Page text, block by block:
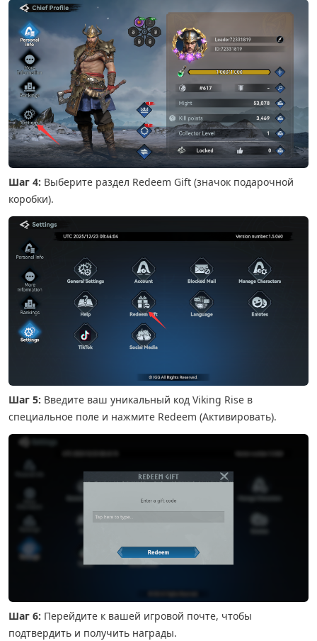
Шаг 4: Выберите раздел Redeem Gift (значок подарочной
коробки).
Шаг 5: Введите ваш уникальный код Viking Rise в
специальное поле и нажмите Redeem (Активировать).
Шаг 6: Перейдите к вашей игровой почте, чтобы
подтвердить и получить награды.